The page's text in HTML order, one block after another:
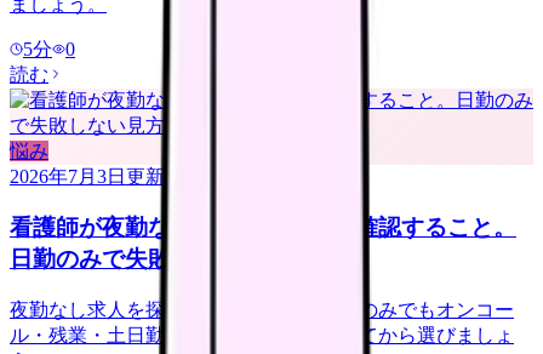
5分
0
読む
悩み
2026年7月3日 更新
看護師が夜勤なし求人を探す前に確認すること。
日勤のみで失敗しない見方
夜勤なし求人を探す看護師さんへ。日勤のみでもオンコー
ル・残業・土日勤務・年収低下を確認してから選びましょ